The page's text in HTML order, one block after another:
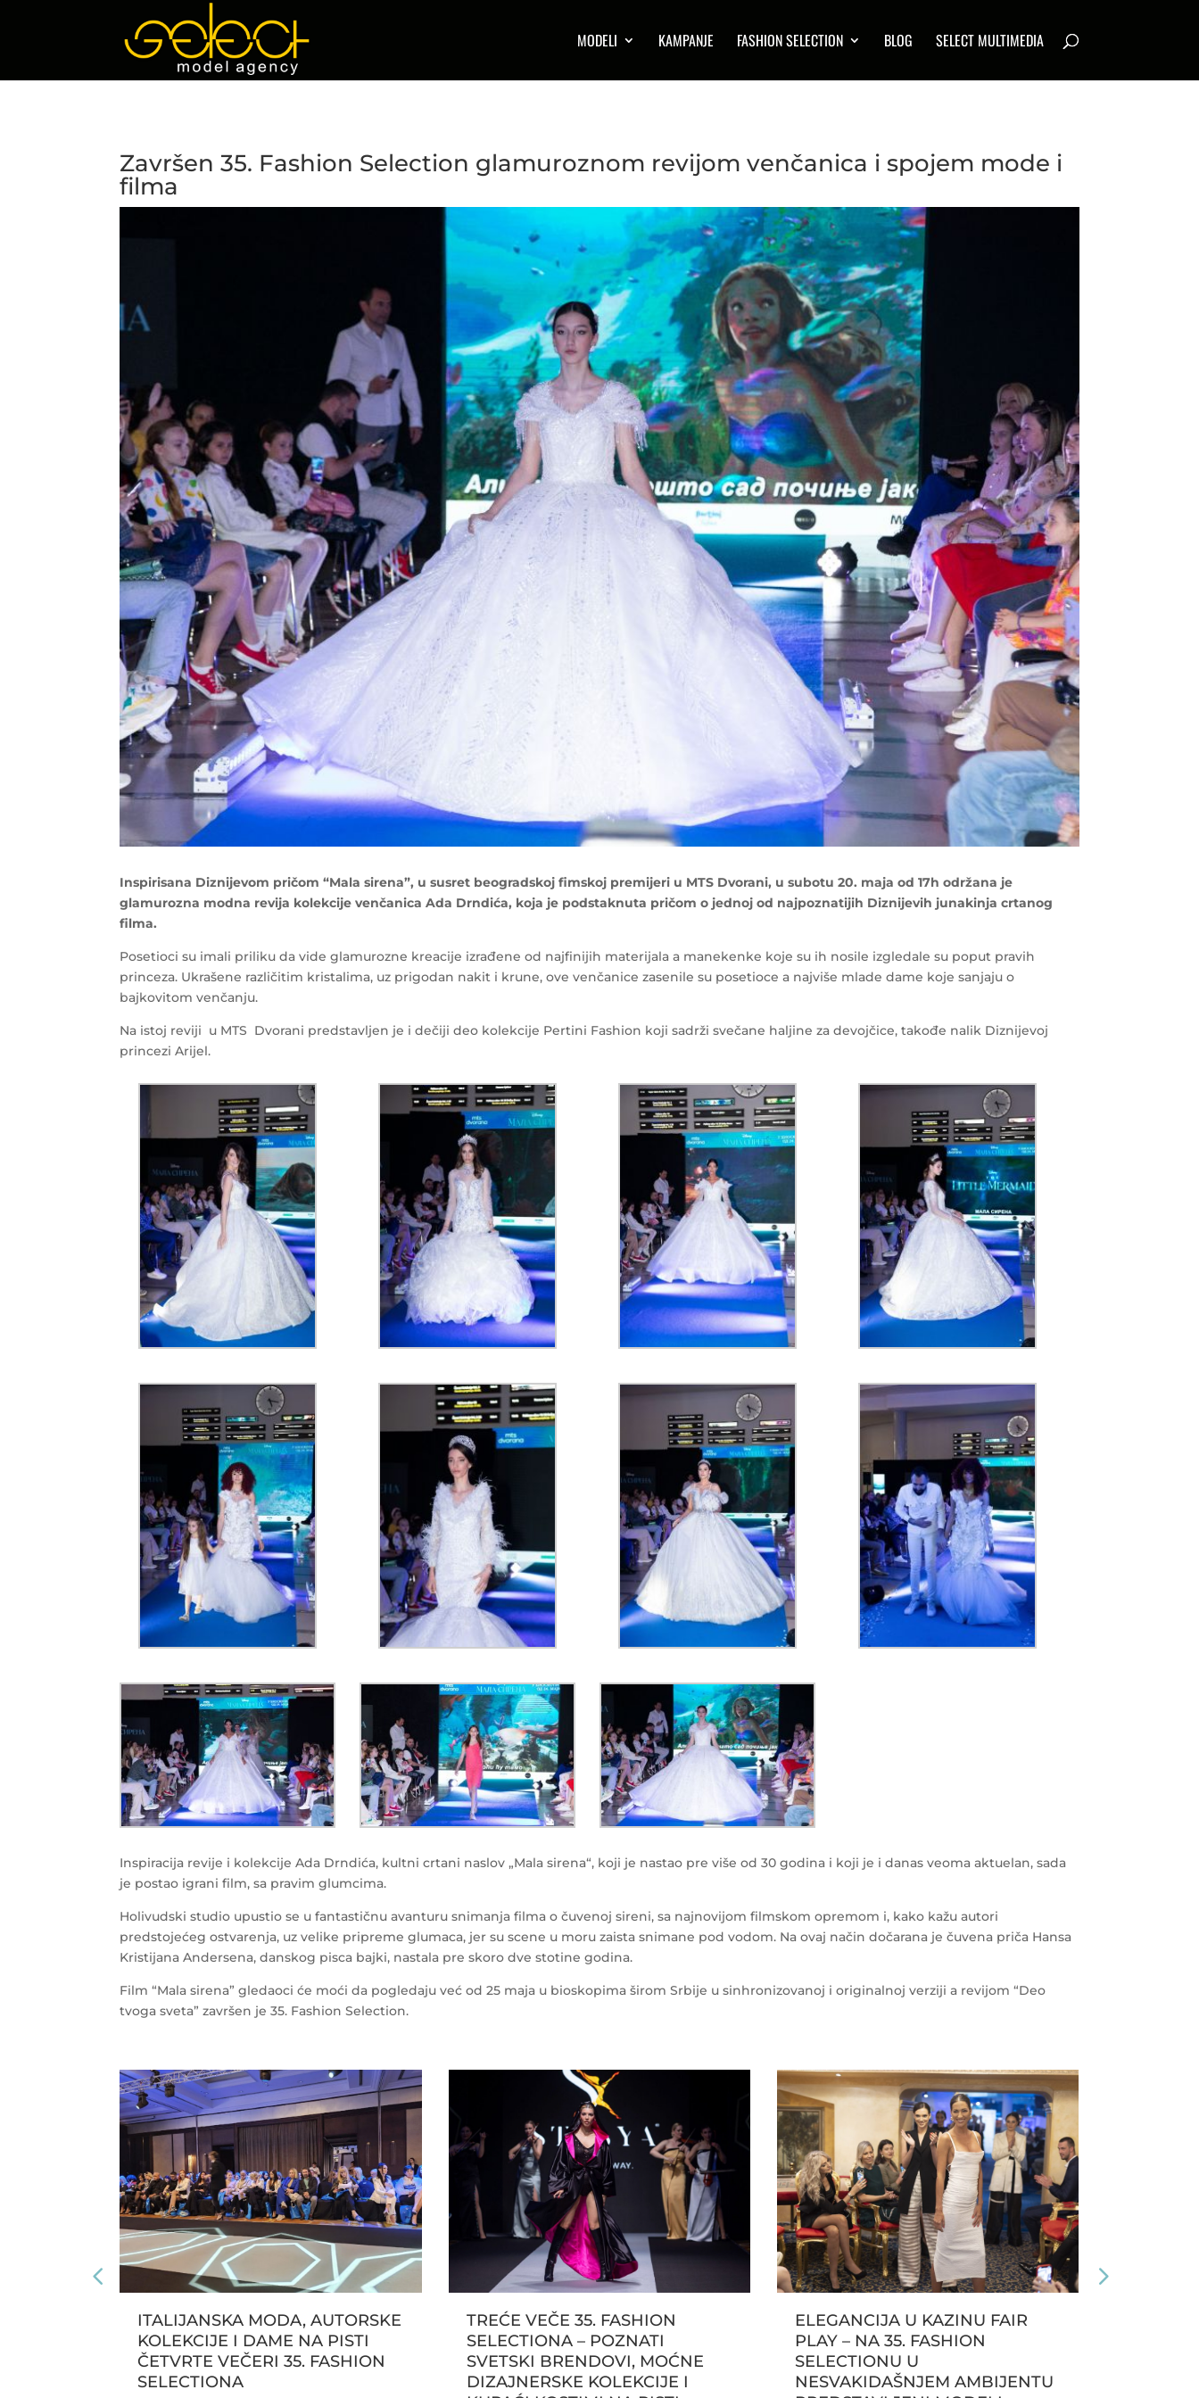
MODELI KAMPANJE FASHION SELECTION BLOG SELECT MULTIMEDIA
Završen 35. Fashion Selection glamuroznom revijom venčanica i spojem mode i
filma
Inspirisana Diznijevom pričom “Mala sirena”, u susret beogradskoj fimskoj premijeri u MTS Dvorani, u subotu 20. maja od 17h održana je
glamurozna modna revija kolekcije venčanica Ada Drndića, koja je podstaknuta pričom o jednoj od najpoznatijih Diznijevih junakinja crtanog
filma.
Posetioci su imali priliku da vide glamurozne kreacije izrađene od najfinijih materijala a manekenke koje su ih nosile izgledale su poput pravih
princeza. Ukrašene različitim kristalima, uz prigodan nakit i krune, ove venčanice zasenile su posetioce a najviše mlade dame koje sanjaju o
bajkovitom venčanju.
Na istoj reviji u MTS Dvorani predstavljen je i dečiji deo kolekcije Pertini Fashion koji sadrži svečane haljine za devojčice, takođe nalik Diznijevoj
princezi Arijel.
Inspiracija revije i kolekcije Ada Drndića, kultni crtani naslov „Mala sirena“, koji je nastao pre više od 30 godina i koji je i danas veoma aktuelan, sada
je postao igrani film, sa pravim glumcima.
Holivudski studio upustio se u fantastičnu avanturu snimanja filma o čuvenoj sireni, sa najnovijom filmskom opremom i, kako kažu autori
predstojećeg ostvarenja, uz velike pripreme glumaca, jer su scene u moru zaista snimane pod vodom. Na ovaj način dočarana je čuvena priča Hansa
Kristijana Andersena, danskog pisca bajki, nastala pre skoro dve stotine godina.
Film “Mala sirena” gledaoci će moći da pogledaju već od 25 maja u bioskopima širom Srbije u sinhronizovanoj i originalnoj verziji a revijom “Deo
tvoga sveta” završen je 35. Fashion Selection.
ITALIJANSKA MODA, AUTORSKE
KOLEKCIJE I DAME NA PISTI
ČETVRTE VEČERI 35. FASHION
SELECTIONA
TREĆE VEČE 35. FASHION
SELECTIONA – POZNATI
SVETSKI BRENDOVI, MOĆNE
DIZAJNERSKE KOLEKCIJE I
ELEGANCIJA U KAZINU FAIR
PLAY – NA 35. FASHION
SELECTIONU U
NESVAKIDAŠNJEM AMBIJENTU